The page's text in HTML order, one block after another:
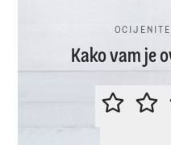
OCIJENITE
Kako vam je